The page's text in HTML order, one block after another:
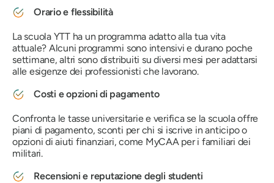
Orario e flessibilità
La scuola YTT ha un programma adatto alla tua vita
attuale? Alcuni programmi sono intensivi e durano poche
settimane, altri sono distribuiti su diversi mesi per adattarsi
alle esigenze dei professionisti che lavorano.
Costi e opzioni di pagamento
Confronta le tasse universitarie e verifica se la scuola offre
piani di pagamento, sconti per chi si iscrive in anticipo o
opzioni di aiuti finanziari, come MyCAA per i familiari dei
militari.
Recensioni e reputazione degli studenti